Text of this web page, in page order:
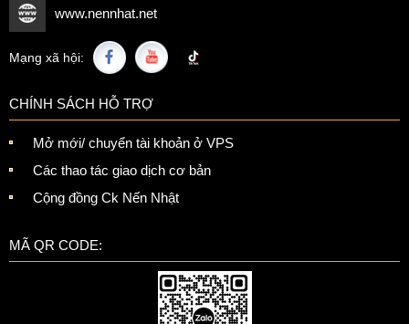
www.nennhat.net
Mạng xã hội:
CHÍNH SÁCH HỖ TRỢ
Mở mới/ chuyển tài khoản ở VPS
Các thao tác giao dịch cơ bản
Cộng đồng Ck Nến Nhật
MÃ QR CODE: